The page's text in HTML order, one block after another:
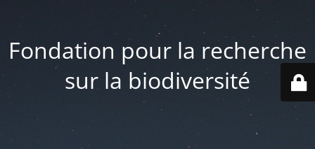
Fondation pour la recherche
sur la biodiversité